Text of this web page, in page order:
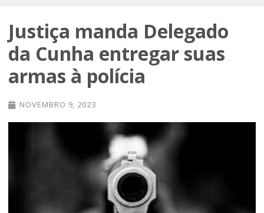
Justiça manda Delegado
da Cunha entregar suas
armas à polícia
NOVEMBRO 9, 2023